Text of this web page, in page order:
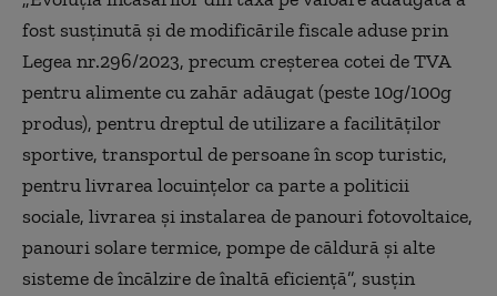
fost susţinută şi de modificările fiscale aduse prin
Legea nr.296/2023, precum creşterea cotei de TVA
pentru alimente cu zahăr adăugat (peste 10g/100g
produs), pentru dreptul de utilizare a facilităţilor
sportive, transportul de persoane în scop turistic,
pentru livrarea locuinţelor ca parte a politicii
sociale, livrarea şi instalarea de panouri fotovoltaice,
panouri solare termice, pompe de căldură şi alte
sisteme de încălzire de înaltă eficienţă”, susţin